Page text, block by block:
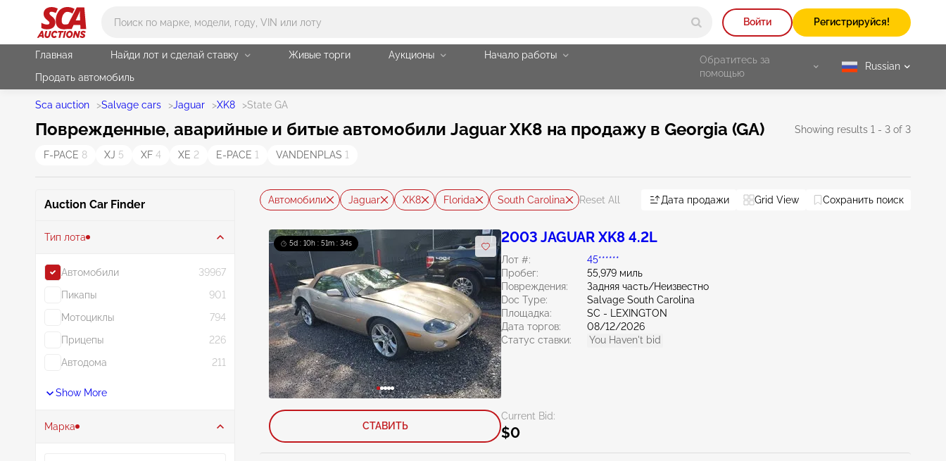
Войти Регистрируйся!
Главная Найди лот и сделай ставку Живые торги Аукционы
Начало работы
Продать автомобиль
Обратитесь за
помощью
selected
Russian
Sca auction >Salvage cars >Jaguar >XK8 >State GA
Поврежденные, аварийные и битые автомобили Jaguar XK8 на продажу в Georgia (GA) Showing results 1 - 3 of 3
F-PACE 8 XJ 5 XF 4 XE 2 E-PACE 1 VANDENPLAS 1
Auction Car Finder
Тип лота
Автомобили
39967
Пикапы
901
Мотоциклы
794
Прицепы
226
Автодома
211
Show More
Марка
Автомобили Jaguar XK8 Florida South Carolina Reset All Дата продажи Grid View Сохранить поиск
5d : 10h : 51m : 33s 2003 JAGUAR XK8 4.2L
Лот #:
45******
Пробег:
55,979 миль
Повреждения:
Задняя часть/Неизвестно
Doc Type:
Salvage South Carolina
Площадка:
SC - LEXINGTON
Дата торгов:
08/12/2026
Статус ставки:
You Haven't bid
Current Bid:
$0
СТАВИТЬ